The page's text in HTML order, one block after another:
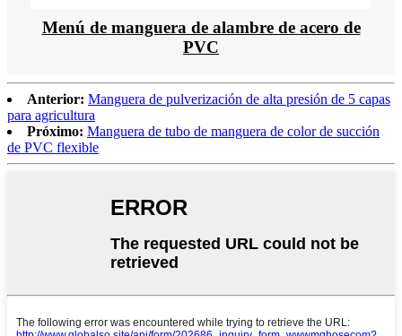
Menú de manguera de alambre de acero de
PVC
Anterior: Manguera de pulverización de alta presión de 5 capas
para agricultura
Próximo: Manguera de tubo de manguera de color de succión
de PVC flexible